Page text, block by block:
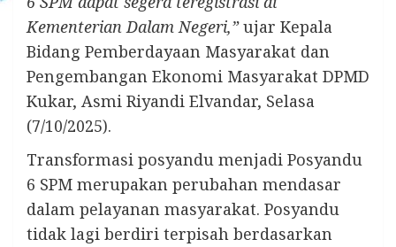
Kementerian Dalam Negeri,”ujar Kepala
Bidang Pemberdayaan Masyarakat dan
Pengembangan Ekonomi Masyarakat DPMD
Kukar, Asmi Riyandi Elvandar, Selasa
(7/10/2025).
Transformasi posyandu menjadi Posyandu
6 SPM merupakan perubahan mendasar
dalam pelayanan masyarakat. Posyandu
tidak lagi berdiri terpisah berdasarkan